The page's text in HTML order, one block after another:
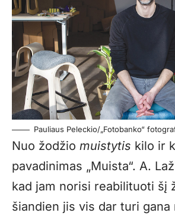
Pauliaus Peleckio/„Fotobanko“
Nuo žodžio muistytis kilo ir
pavadinimas „Muista“. A.
kad jam norisi reabilituoti šį
šiandien jis vis dar turi gana